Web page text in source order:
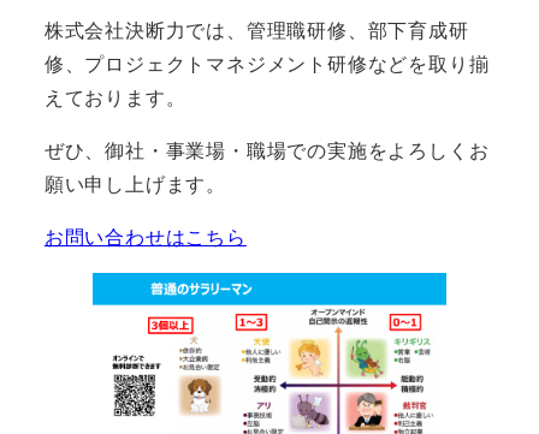
株式会社決断力では、管理職研修、部下育成研
修、プロジェクトマネジメント研修などを取り揃
えております。
ぜひ、御社・事業場・職場での実施をよろしくお
願い申し上げます。
お問い合わせはこちら